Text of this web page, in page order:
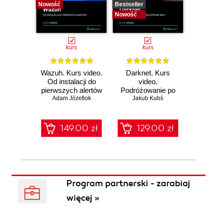
Nowość
kurs
Wazuh. Kurs video.
Od instalacji do
pierwszych alertów
Adam Józefiok
149.00 zł
Bestseller
Nowość
kurs
Darknet. Kurs
video.
Podróżowanie po
ciemnej stronie
Jakub Kubś
129.00 zł
Program partnerski - zarabiaj
więcej »